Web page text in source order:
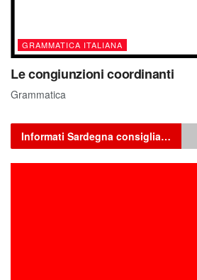
GRAMMATICA ITALIANA
Le congiunzioni coordinanti
Grammatica
Informati Sardegna consiglia…